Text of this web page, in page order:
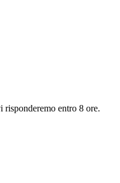
entro 8 ore.